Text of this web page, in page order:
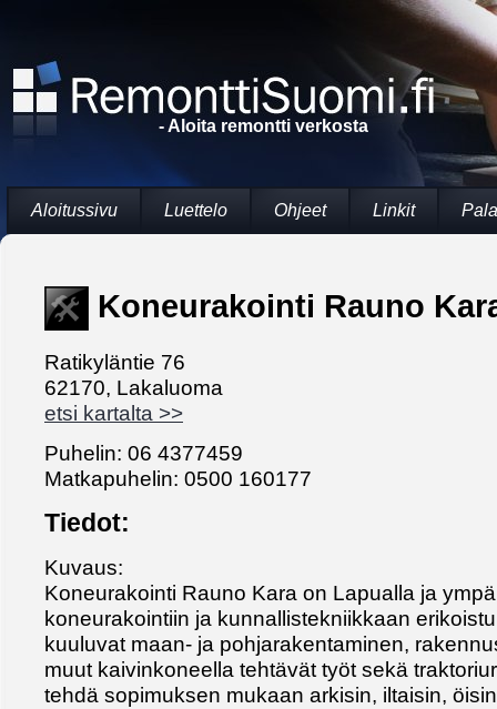
- Aloita remontti verkosta
Aloitussivu Luettelo Ohjeet Linkit
Koneurakointi Rauno
Ratikyläntie 76
62170, Lakaluoma
etsi kartalta >>
Puhelin: 06 4377459
Matkapuhelin: 0500 160177
Tiedot:
Kuvaus:
Koneurakointi Rauno Kara on Lapualla ja
koneurakointiin ja kunnallistekniikkaan
kuuluvat maan- ja pohjarakentaminen,
muut kaivinkoneella tehtävät työt sekä
tehdä sopimuksen mukaan arkisin, iltaisin,